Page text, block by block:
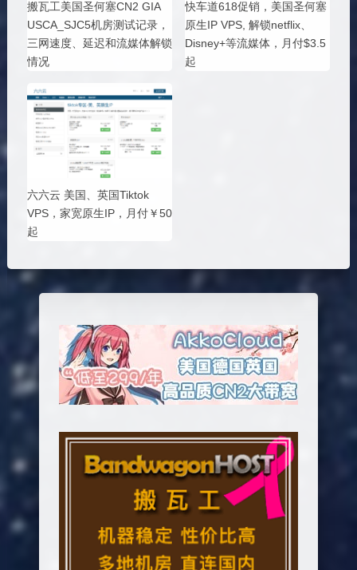
搬瓦工美国圣何塞CN2 GIA
USCA_SJC5机房测试记录，
三网速度、延迟和流媒体解锁
情况
快车道618促销，美国圣何塞
原生IP VPS, 解锁netflix、
Disney+等流媒体，月付$3.5
起
六六云 美国、英国Tiktok
VPS，家宽原生IP，月付￥50
起